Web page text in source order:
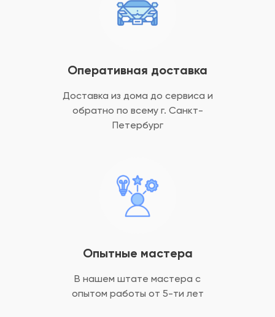
Оперативная доставка
Доставка из дома до сервиса и
обратно по всему г. Санкт-
Петербург
Опытные мастера
В нашем штате мастера с
опытом работы от 5-ти лет